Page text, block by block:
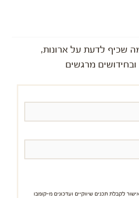
שכיף לדעת על ארונות,
מרגשים
לקבלת תכנים שיווקיים ועדכונים מ-קומבו